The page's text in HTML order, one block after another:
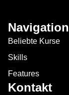
Navigation
Beliebte Kurse
Skills
Features
Kontakt